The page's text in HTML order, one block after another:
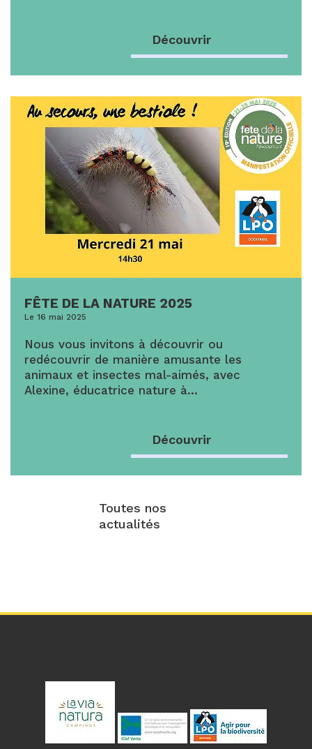
Découvrir
FÊTE DE LA NATURE 2025
Le 16 mai 2025
Nous vous invitons à découvrir ou
redécouvrir de manière amusante les
animaux et insectes mal-aimés, avec
Alexine, éducatrice nature à…
Découvrir
Toutes nos
actualités